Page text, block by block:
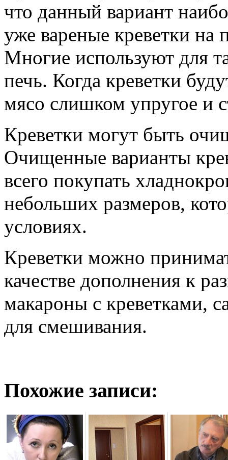
что данный вариант
уже вареные креветки на
Многие используют для
печь. Когда креветки
мясо слишком упругое и
Креветки могут быть
Очищенные варианты
всего покупать
небольших размеров,
условиях.
Креветки можно
качестве дополнения к
макароны с креветками,
для смешивания.
Похожие записи: